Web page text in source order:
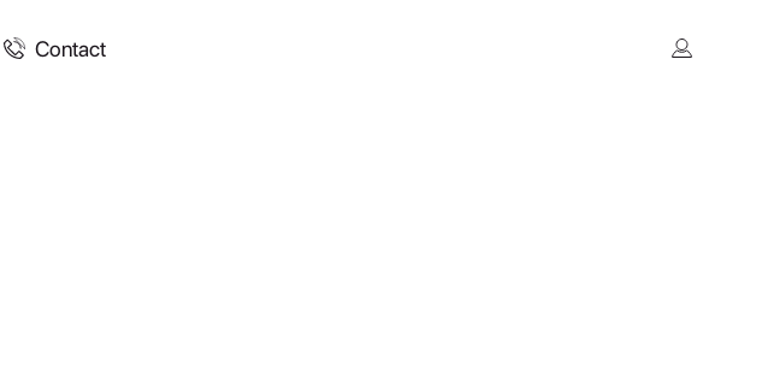
Contact